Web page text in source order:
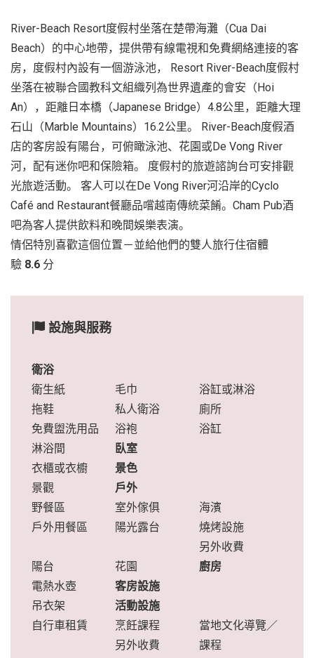
River-Beach Resort度假村坐落在楚帶海灘（Cua Dai
Beach）的中心地帶，提供帶有線電視和免費網絡連接的客
房，度假村內設有一個游泳池， Resort River-Beach度假村
坐落在被聯合國教科文組織列為世界遺產的會安（Hoi
An），距離日本橋（Japanese Bridge）4.8公里，距離大理
石山（Marble Mountains）16.2公里。 River-Beach度假酒
店的客房設有陽台，可俯瞰泳池、花園或De Vong River
河，配有迷你吧和保險箱。 度假村的旅遊諮詢台可安排觀
光旅遊活動。 客人可以在De Vong River河沿岸的Cyclo
Café and Restaurant餐廳品嚐越南傳統菜餚。Cham Pub酒
吧為客人提供飲料和晚間娛樂表演。
情侶特別喜歡這個位置－並給他們的雙人旅行住宿體
驗 8.6 分
設施與服務
衛浴
衛生紙
毛巾
浴缸或淋浴
拖鞋
私人衛浴
廁所
免費盥洗用品
浴袍
浴缸
淋浴間
臥室
衣櫃或衣櫥
景色
景觀
戶外
野餐區
室外傢俱
海濱
戶外用餐區
陽光露台
燒烤設施
另外收費
陽台
花園
廚房
電熱水壺
客房設施
吊衣架
活動設施
自行車租賃
烹飪課程
另外收費
當地文化導覽／
課程